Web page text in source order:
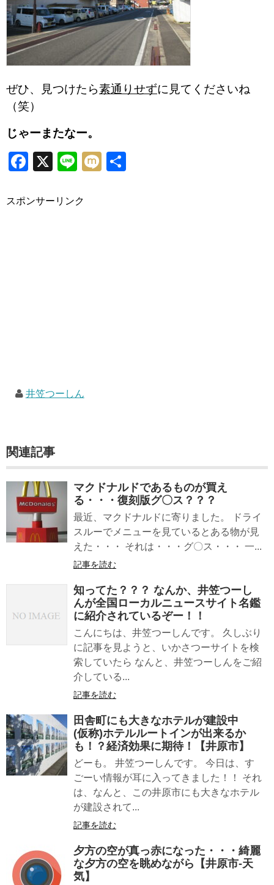
ぜひ、見つけたら素通りせずに見てくださいね
（笑）
じゃーまたなー。
Facebook
X LineMixi
スポンサーリンク
井笠つーしん
関連記事
マクドナルドであるものが買え
る・・・復刻版グ〇ス？？？
最近、マクドナルドに寄りました。 ドライ
スルーでメニューを見ているとある物が見
えた・・・ それは・・・グ〇ス・・・ 一...
記事を読む
知ってた？？？ なんか、井笠つーし
んが全国ローカルニュースサイト名鑑
に紹介されているぞー！！
こんにちは、井笠つーしんです。 久しぶり
に記事を見ようと、いかさつーサイトを検
索していたら なんと、井笠つーしんをご紹
介している...
記事を読む
田舎町にも大きなホテルが建設中
(仮称)ホテルルートインが出来るか
も！？経済効果に期待！【井原市】
どーも。 井笠つーしんです。 今日は、す
ごーい情報が耳に入ってきました！！ それ
は、なんと、この井原市にも大きなホテル
が建設されて...
記事を読む
夕方の空が真っ赤になった・・・綺麗
な夕方の空を眺めながら【井原市-天
気】